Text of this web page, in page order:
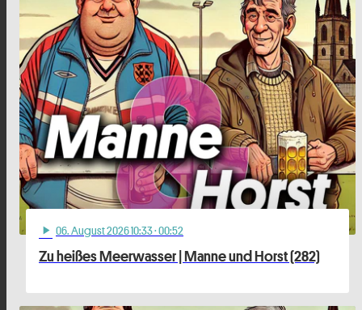
play_arrow 06. August 2026 10:33· 00:52
Zu heißes Meerwasser | Manne und Horst (282)